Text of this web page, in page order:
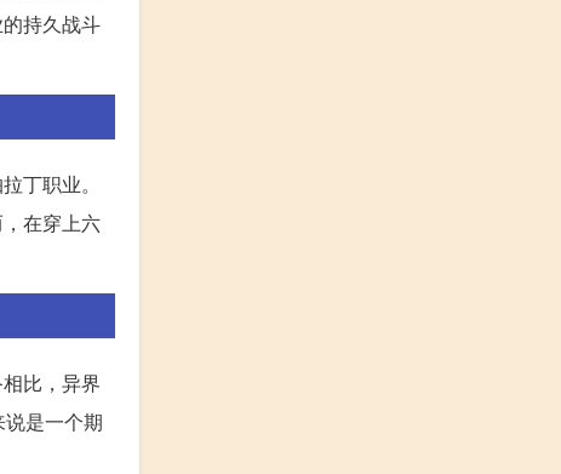
持久战斗
丁职业。
在穿上六
比，异界
是一个期